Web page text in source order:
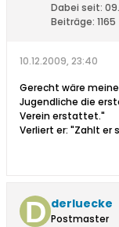
Dabei seit:
Beiträge: 1165
10.12.2009, 23:40
Gerecht wäre
Jugendliche die
Verein erstattet."
Verliert er: "Zahlt er
derluecke
Postmaster